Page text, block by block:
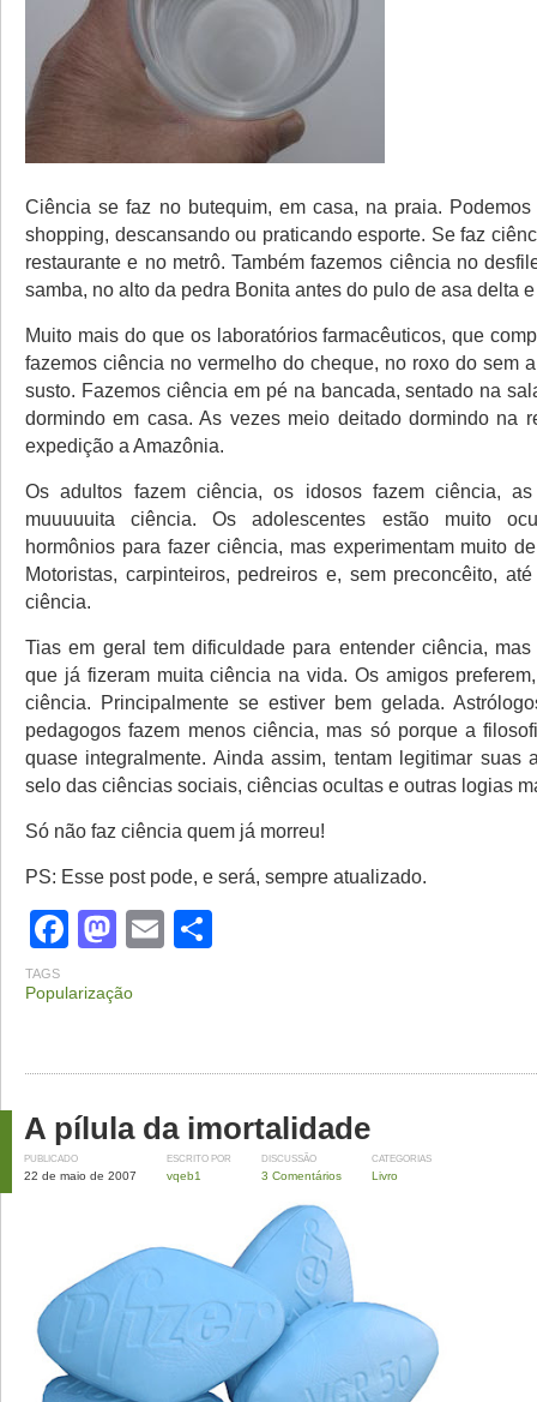
Ciência se faz no butequim, em casa, na praia.
shopping, descansando ou praticando esporte. Se faz
restaurante e no metrô. Também fazemos ciência no
samba, no alto da pedra Bonita antes do pulo de asa delta
Muito mais do que os laboratórios farmacêuticos, que
fazemos ciência no vermelho do cheque, no roxo do sem
susto. Fazemos ciência em pé na bancada, sentado na
dormindo em casa. As vezes meio deitado dormindo na
expedição a Amazônia.
Os adultos fazem ciência, os idosos fazem ciência,
muuuuuita ciência. Os adolescentes estão muito
hormônios para fazer ciência, mas experimentam muito
Motoristas, carpinteiros, pedreiros e, sem preconcêito,
ciência.
Tias em geral tem dificuldade para entender ciência,
que já fizeram muita ciência na vida. Os amigos
ciência. Principalmente se estiver bem gelada.
pedagogos fazem menos ciência, mas só porque a
quase integralmente. Ainda assim, tentam legitimar suas
selo das ciências sociais, ciências ocultas e outras logias
Só não faz ciência quem já morreu!
PS: Esse post pode, e será, sempre atualizado.
Facebook
Mastodon
Email
TAGS
Popularização
A pílula da imortalidade
PUBLICADO
22 de maio de 2007
ESCRITO POR
vqeb1
DISCUSSÃO
3 Comentários
CATEGORIAS
Livro